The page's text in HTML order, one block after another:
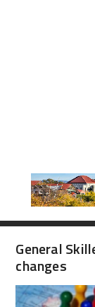
General
changes